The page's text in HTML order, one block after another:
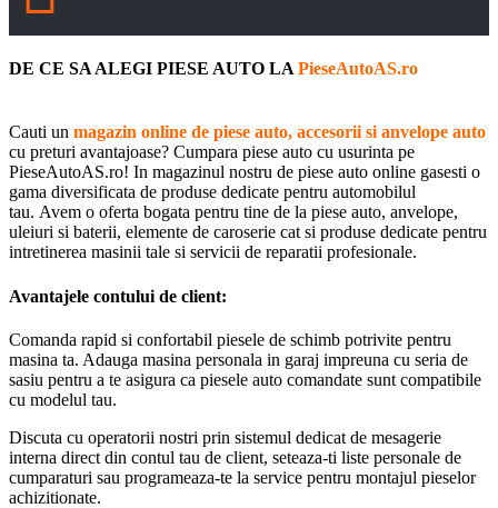
DE CE SA ALEGI PIESE AUTO LA PieseAutoAS.ro
Cauti un magazin online de piese auto, accesorii si anvelope auto
cu preturi avantajoase? Cumpara piese auto cu usurinta pe
PieseAutoAS.ro! In magazinul nostru de piese auto online gasesti o
gama diversificata de produse dedicate pentru automobilul
tau. Avem o oferta bogata pentru tine de la piese auto, anvelope,
uleiuri si baterii, elemente de caroserie cat si produse dedicate pentru
intretinerea masinii tale si servicii de reparatii profesionale.
Avantajele contului de client:
Comanda rapid si confortabil piesele de schimb potrivite pentru
masina ta. Adauga masina personala in garaj impreuna cu seria de
sasiu pentru a te asigura ca piesele auto comandate sunt compatibile
cu modelul tau.
Discuta cu operatorii nostri prin sistemul dedicat de mesagerie
interna direct din contul tau de client, seteaza-ti liste personale de
cumparaturi sau programeaza-te la service pentru montajul pieselor
achizitionate.